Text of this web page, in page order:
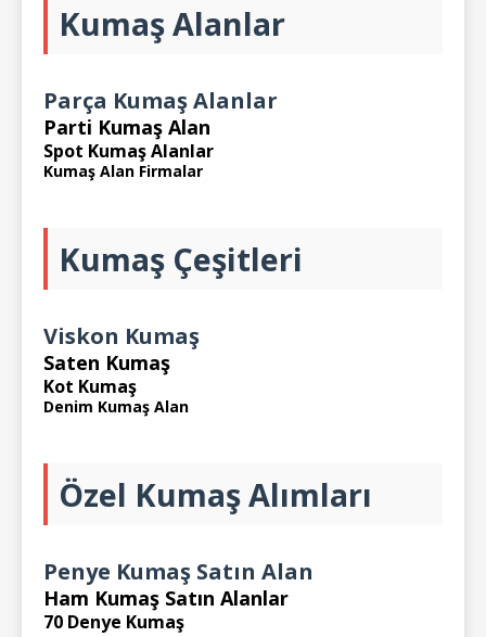
Kumaş Alanlar
Parça Kumaş Alanlar
Parti Kumaş Alan
Spot Kumaş Alanlar
Kumaş Alan Firmalar
Kumaş Çeşitleri
Viskon Kumaş
Saten Kumaş
Kot Kumaş
Denim Kumaş Alan
Özel Kumaş Alımları
Penye Kumaş Satın Alan
Ham Kumaş Satın Alanlar
70 Denye Kumaş